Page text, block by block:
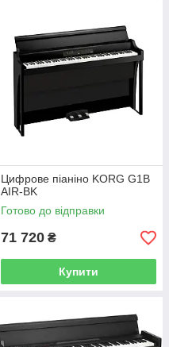
Цифрове піаніно KORG G1B
AIR-BK
Готово до відправки
71 720 ₴
Купити